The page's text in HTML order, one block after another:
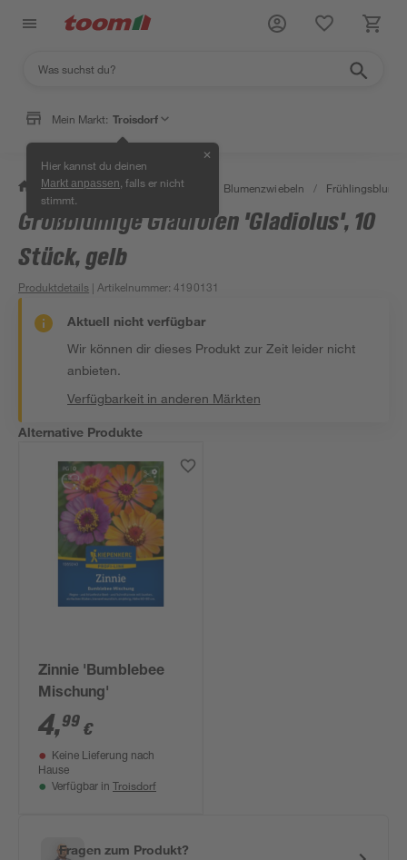
Mein Markt: Troisdorf
Hier kannst du deinen
Markt anpassen , falls er nicht
stimmt.
✕
/ Garten & Freizeit / Pflanzen Blumenzwiebeln /
Großblumige Gladiolen 'Gladiolus', 10
Stück, gelb
Produktdetails | Artikelnummer:4190131
Aktuell nicht verfügbar
Wir können dir dieses Produkt zur Zeit leider nicht
anbieten.
Verfügbarkeit in anderen Märkten
Alternative Produkte
Zinnie 'Bumblebee
Mischung'
4,99 €
Keine Lieferung nach
Hause
Verfügbar in Troisdorf
Fragen zum Produkt?